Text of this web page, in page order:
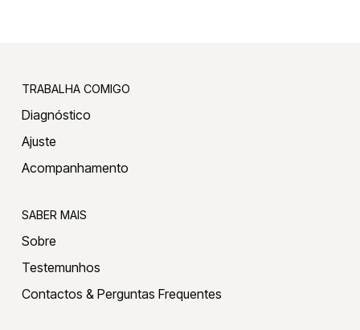
TRABALHA COMIGO
Diagnóstico
Ajuste
Acompanhamento
SABER MAIS
Sobre
Testemunhos
Contactos & Perguntas Frequentes